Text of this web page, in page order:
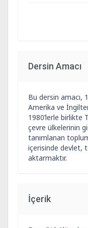
Dersin Amacı
Bu dersin amacı,
Amerika ve
1980’lerle birlikte
çevre ülkelerinin
tanımlanan
içerisinde devlet,
aktarmaktır.
İçerik